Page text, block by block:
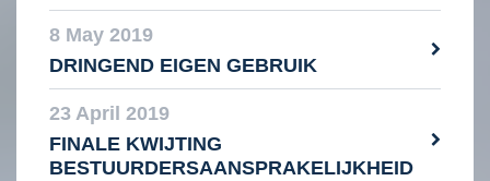
8 May 2019
DRINGEND EIGEN GEBRUIK
23 April 2019
FINALE KWIJTING
BESTUURDERSAANSPRAKELIJKHEID